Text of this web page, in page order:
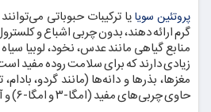
پروتئین سویا
گرم ارائه دهند، بدون چربی اشباع و
منابع گیاهی مانند عدس، نخود، لوبیا سیاه
زیادی دارند که برای سلامت روده مفید
مغزها، بذرها و دانه‌ها (مانند گردو،
حاوی چربی‌های مفید (امگا-۳ و امگا-۶) و آنتی‌اکسیدان هستند.